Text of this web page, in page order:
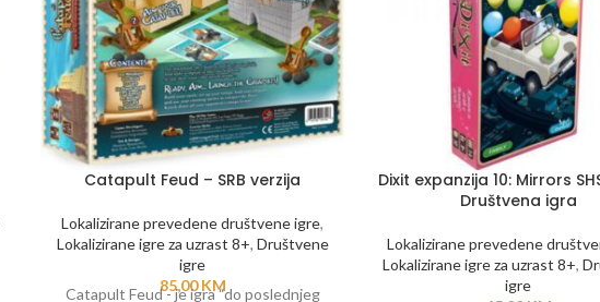
Catapult Feud – SRB verzija
Lokalizirane prevedene društvene igre,
Lokalizirane igre za uzrast 8+, Društvene
igre
85,00KM
Catapult Feud - je igra “do poslednjeg
Dixit expanzija 10: Mirrors
Društvena igra
Lokalizirane prevedene
Lokalizirane igre za uzrast 8+,
igre